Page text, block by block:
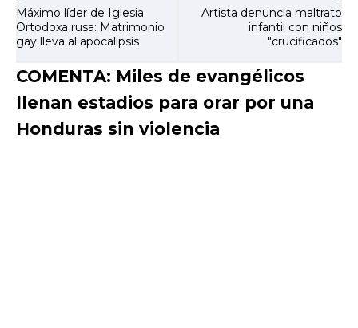
Artista denuncia maltrato
infantil con niños
"crucificados"
Máximo líder de Iglesia
Ortodoxa rusa: Matrimonio
gay lleva al apocalipsis
COMENTA: Miles de evangélicos
llenan estadios para orar por una
Honduras sin violencia